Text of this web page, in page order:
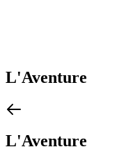
L'Aventure
L'Aventure